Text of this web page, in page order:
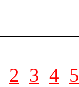
2 3 4 5